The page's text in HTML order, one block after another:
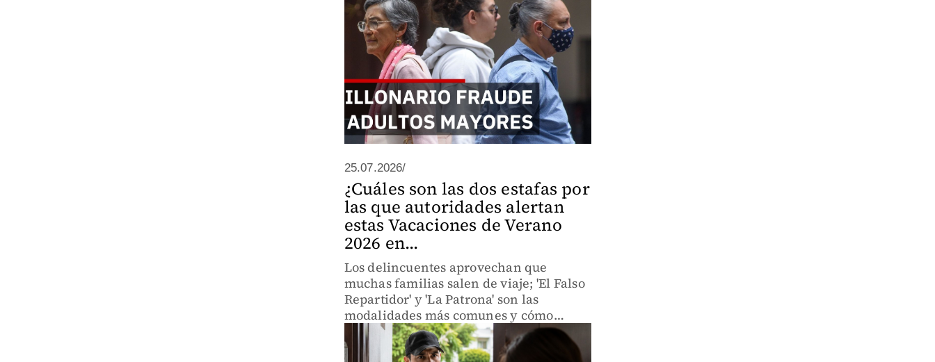
25.07.2026/
¿Cuáles son las dos estafas por
las que autoridades alertan
estas Vacaciones de Verano
2026 en...
Los delincuentes aprovechan que
muchas familias salen de viaje; 'El Falso
Repartidor' y 'La Patrona' son las
modalidades más comunes y cómo
puedes evitar caer.